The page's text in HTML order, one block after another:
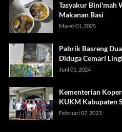
Tasyakur Bini'mah
Makanan Basi
Maret 01, 2025
Pabrik Basreng
Diduga Cemari
Juni 01, 2024
Kementerian
KUKM Kabupaten
Februari 07, 2023